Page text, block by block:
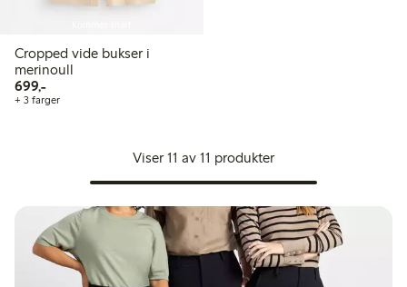
Cropped vide bukser i
merinoull
699,-699,00 kr
+ 3 farger
Viser 11 av 11 produkter